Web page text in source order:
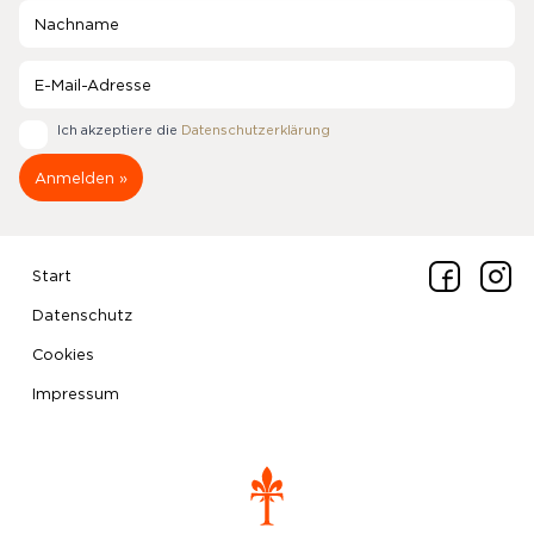
Ich akzeptiere die Datenschutzerklärung
Start
Datenschutz
Cookies
Impressum